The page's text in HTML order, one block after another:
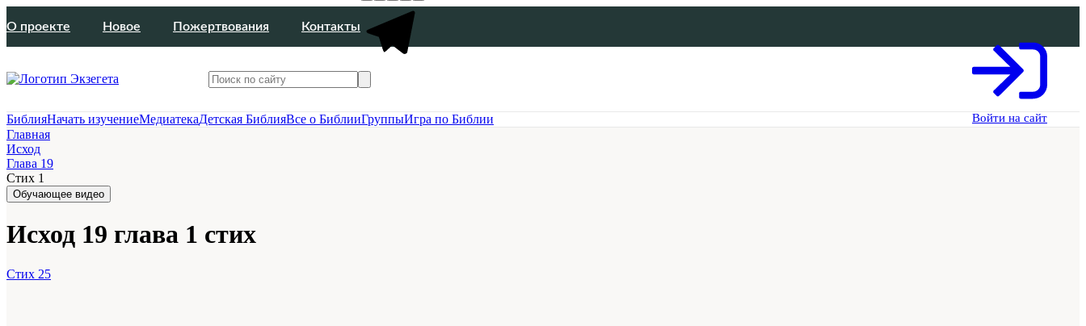
О проекте Новое Пожертвования Контакты
Войти на сайт
БиблияНачать изучениеМедиатекаДетская БиблияВсе о БиблииГруппыИгра по Библии
Главная
Исход
Глава 19
Стих 1
Обучающее видео
Исход 19 глава 1 стих
Стих 25